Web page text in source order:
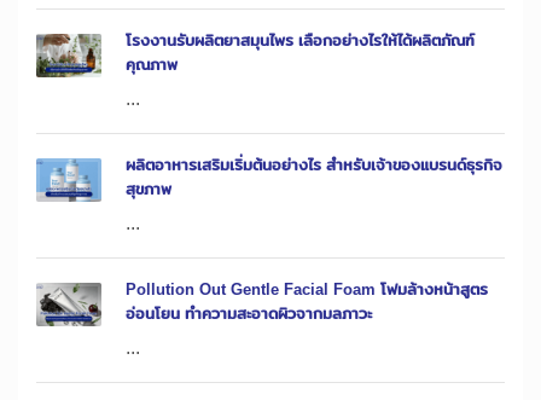
โรงงานรับผลิตยาสมุนไพร เลือกอย่างไรให้ได้ผลิตภัณฑ์
คุณภาพ
...
ผลิตอาหารเสริมเริ่มต้นอย่างไร สำหรับเจ้าของแบรนด์ธุรกิจ
สุขภาพ
...
Pollution Out Gentle Facial Foam โฟมล้างหน้าสูตร
อ่อนโยน ทำความสะอาดผิวจากมลภาวะ
...